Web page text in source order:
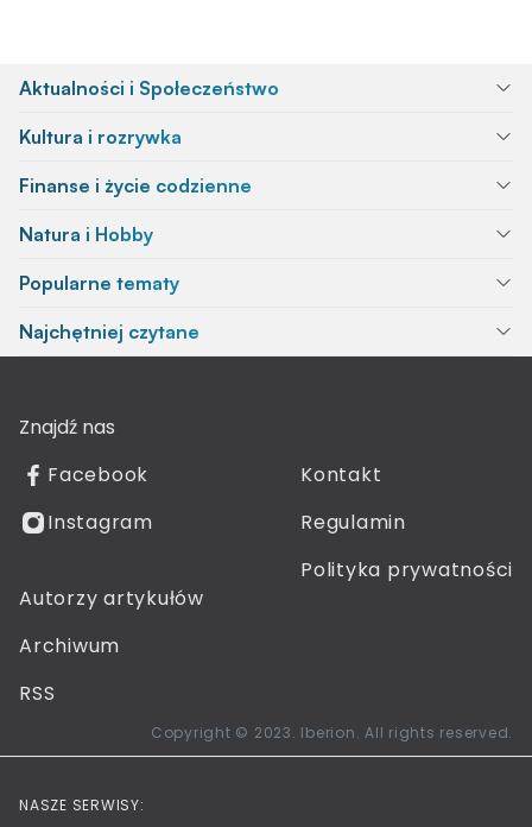
Aktualności i Społeczeństwo
Kultura i rozrywka
Finanse i życie codzienne
Natura i Hobby
Popularne tematy
Najchętniej czytane
Znajdź nas
Facebook
Instagram
Kontakt
Regulamin
Polityka prywatności
Autorzy artykułów
Archiwum
RSS
Copyright © 2023. Iberion. All rights reserved.
NASZE SERWISY: